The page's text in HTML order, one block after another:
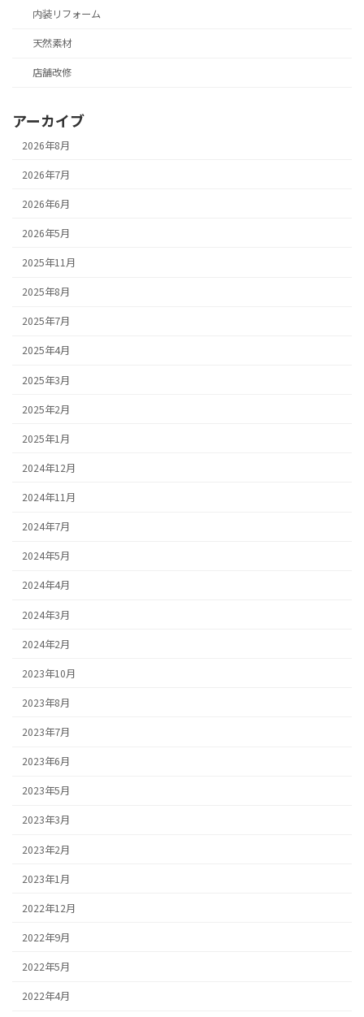
内装リフォーム
天然素材
店舗改修
アーカイブ
2026年8月
2026年7月
2026年6月
2026年5月
2025年11月
2025年8月
2025年7月
2025年4月
2025年3月
2025年2月
2025年1月
2024年12月
2024年11月
2024年7月
2024年5月
2024年4月
2024年3月
2024年2月
2023年10月
2023年8月
2023年7月
2023年6月
2023年5月
2023年3月
2023年2月
2023年1月
2022年12月
2022年9月
2022年5月
2022年4月